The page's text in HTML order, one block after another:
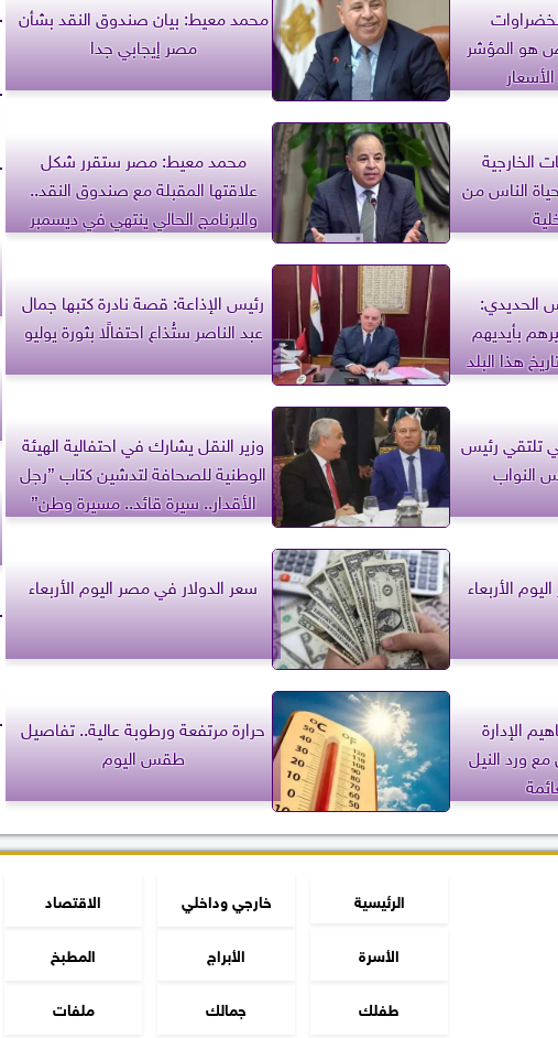
هو المؤشر
محمد معيط: بيان صندوق النقد بشأن
مصر إيجابي جدا
الخارجية
الناس من
محمد معيط: مصر ستقرر شكل
علاقتها المقبلة مع صندوق النقد..
والبرنامج الحالي ينتهي في ديسمبر
الحديدي:
بأيديهم
هذا البلد
رئيس الإذاعة: قصة نادرة كتبها جمال
عبد الناصر ستُذاع احتفالًا بثورة يوليو
تلتقي رئيس
النواب
وزير النقل يشارك في احتفالية الهيئة
الوطنية للصحافة لتدشين كتاب ”رجل
الأقدار.. سيرة قائد.. مسيرة وطن”
الأربعاء سعر الدولار في مصر اليوم الأربعاء
الإدارة
ورد النيل
حرارة مرتفعة ورطوبة عالية.. تفاصيل
طقس اليوم
الرئيسية خارجي وداخلي الاقتصاد
الأسرة
الأبراج المطبخ
طفلك
جمالك ملفات